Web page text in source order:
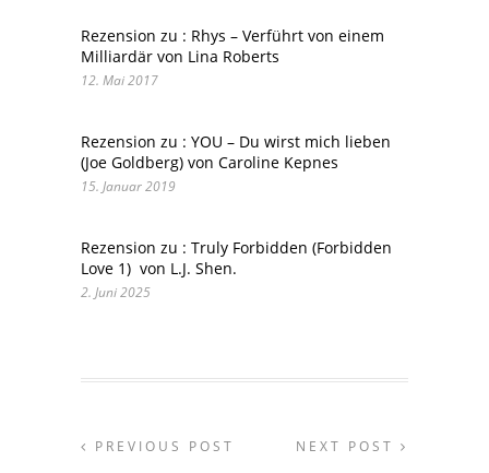
Rezension zu : Rhys – Verführt von einem
Milliardär von Lina Roberts
12. Mai 2017
Rezension zu : YOU – Du wirst mich lieben
(Joe Goldberg) von Caroline Kepnes
15. Januar 2019
Rezension zu : Truly Forbidden (Forbidden
Love 1) von L.J. Shen.
2. Juni 2025
PREVIOUS POST NEXT POST